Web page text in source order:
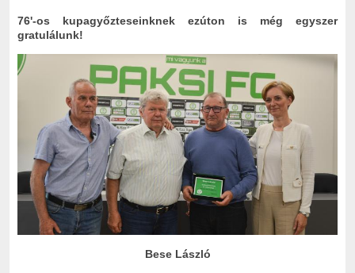
76'-os kupagyőzteseinknek ezúton is még egyszer
gratulálunk!
Bese László